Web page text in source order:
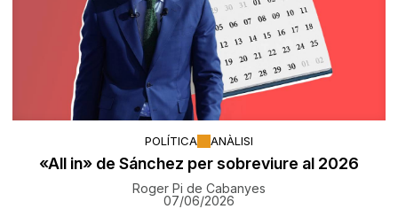
POLÍTICA ANÀLISI
«All in» de Sánchez per sobreviure al 2026
Roger Pi de Cabanyes
07/06/2026